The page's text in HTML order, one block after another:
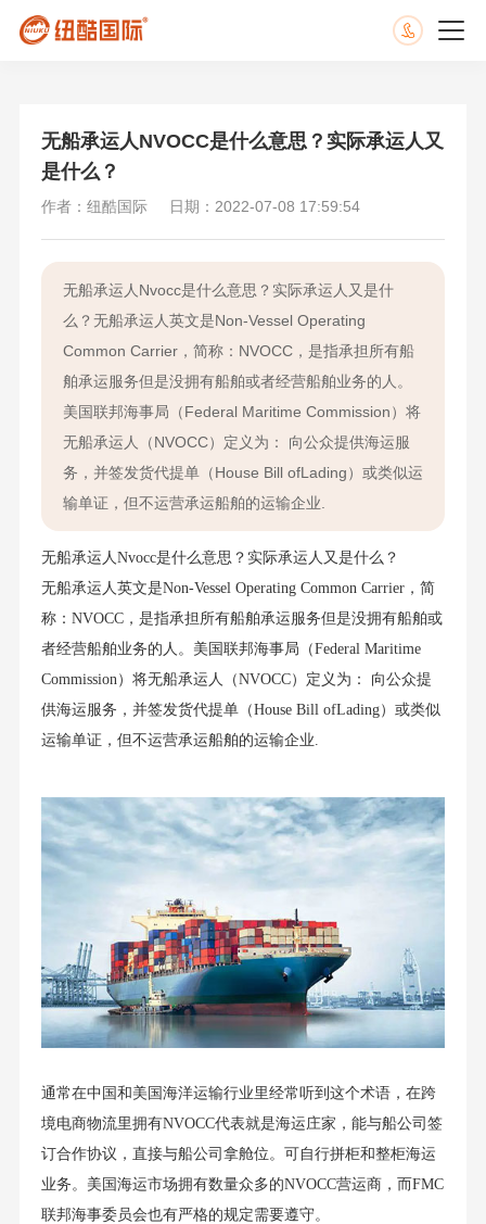
无船承运人NVOCC是什么意思？实际承运人又
是什么？
作者：纽酷国际 日期：2022-07-08 17:59:54
无船承运人Nvocc是什么意思？实际承运人又是什
么？无船承运人英文是Non-Vessel Operating
Common Carrier，简称：NVOCC，是指承担所有船
舶承运服务但是没拥有船舶或者经营船舶业务的人。
美国联邦海事局（Federal Maritime Commission）将
无船承运人（NVOCC）定义为： 向公众提供海运服
务，并签发货代提单（House Bill ofLading）或类似运
输单证，但不运营承运船舶的运输企业.
无船承运人Nvocc是什么意思？实际承运人又是什么？
无船承运人英文是Non-Vessel Operating Common Carrier，简
称：NVOCC，是指承担所有船舶承运服务但是没拥有船舶或
者经营船舶业务的人。美国联邦海事局（Federal Maritime
Commission）将无船承运人（NVOCC）定义为： 向公众提
供海运服务，并签发货代提单（House Bill ofLading）或类似
运输单证，但不运营承运船舶的运输企业.
通常在中国和美国海洋运输行业里经常听到这个术语，在跨
境电商物流里拥有NVOCC代表就是海运庄家，能与船公司签
订合作协议，直接与船公司拿舱位。可自行拼柜和整柜海运
业务。美国海运市场拥有数量众多的NVOCC营运商，而FMC
联邦海事委员会也有严格的规定需要遵守。